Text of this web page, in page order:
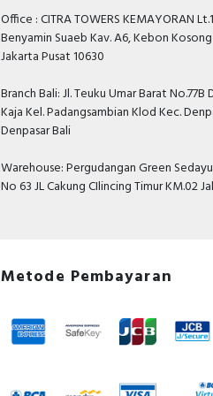
Office : CITRA TOWERS KEMAYORAN
Benyamin Suaeb Kav. A6, Kebon
Jakarta Pusat 10630
Branch Bali: Jl. Teuku Umar Barat
Kaja Kel. Padangsambian Klod Kec.
Denpasar Bali
Warehouse: Pergudangan Green
No 63 JL Cakung CIlincing Timur KM.02
Metode Pembayaran